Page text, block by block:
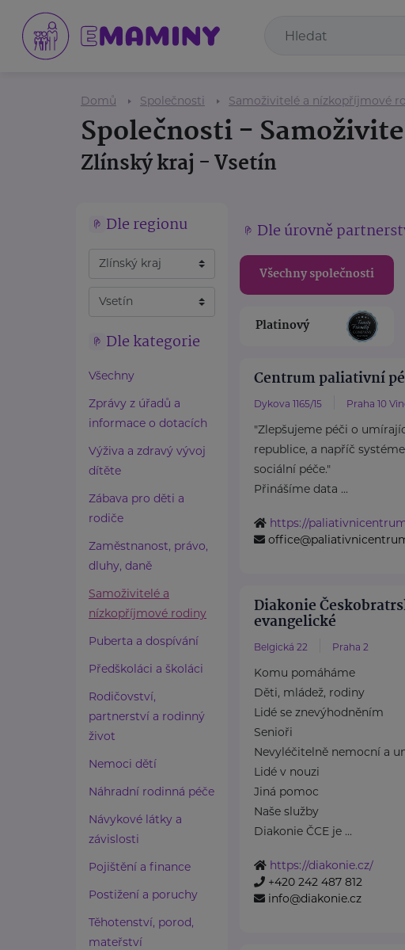
Domů Společnosti Samoživitelé a nízkopříjmové
Společnosti -
Zlínský kraj - Vsetín
Dle regionu
Dle kategorie
Všechny
Zprávy z úřadů a
informace o dotacích
Výživa a zdravý vývoj
dítěte
Zábava pro děti a
rodiče
Zaměstnanost, právo,
dluhy, daně
Samoživitelé a
nízkopříjmové rodiny
Puberta a dospívání
Předškoláci a školáci
Rodičovství,
partnerství a rodinný
život
Nemoci dětí
Náhradní rodinná péče
Návykové látky a
závislosti
Pojištění a finance
Postižení a poruchy
Těhotenství, porod,
mateřství
Dle úrovně
Všechny společnosti
Platinový
Centrum paliativní
Dykova 1165/15 Praha 10
"Zlepšujeme péči o
republice, a napříč
sociální péče."
Přinášíme data ...
https://
Diakonie
evangelické
Belgická 22 Praha 2
Komu pomáháme
Děti, mládež, rodiny
Lidé se znevýhodněním
Senioři
Nevyléčitelně nemocní a
Lidé v nouzi
Jiná pomoc
Naše služby
Diakonie ČCE je ...
https://diakonie.cz/
+420 242 487 812
info@diakonie.cz